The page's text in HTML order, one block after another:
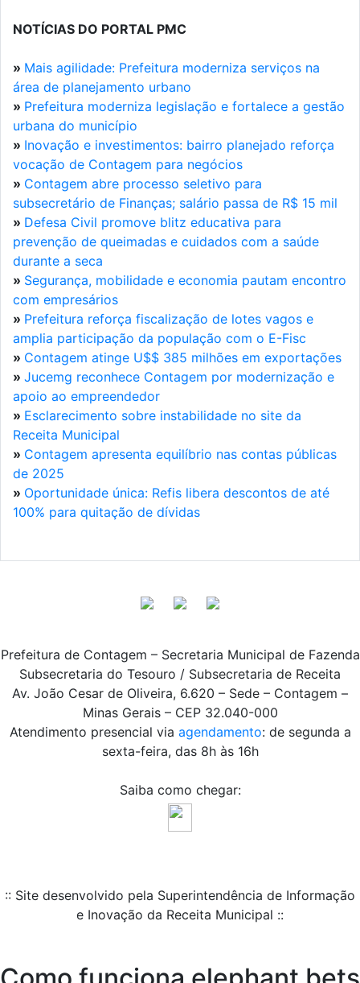
NOTÍCIAS DO PORTAL PMC
» Mais agilidade: Prefeitura moderniza serviços na
área de planejamento urbano
» Prefeitura moderniza legislação e fortalece a gestão
urbana do município
» Inovação e investimentos: bairro planejado reforça
vocação de Contagem para negócios
» Contagem abre processo seletivo para
subsecretário de Finanças; salário passa de R$ 15 mil
» Defesa Civil promove blitz educativa para
prevenção de queimadas e cuidados com a saúde
durante a seca
» Segurança, mobilidade e economia pautam encontro
com empresários
» Prefeitura reforça fiscalização de lotes vagos e
amplia participação da população com o E-Fisc
» Contagem atinge U$$ 385 milhões em exportações
» Jucemg reconhece Contagem por modernização e
apoio ao empreendedor
» Esclarecimento sobre instabilidade no site da
Receita Municipal
» Contagem apresenta equilíbrio nas contas públicas
de 2025
» Oportunidade única: Refis libera descontos de até
100% para quitação de dívidas
Prefeitura de Contagem – Secretaria Municipal de Fazenda
Subsecretaria do Tesouro / Subsecretaria de Receita
Av. João Cesar de Oliveira, 6.620 – Sede – Contagem –
Minas Gerais – CEP 32.040-000
Atendimento presencial via agendamento: de segunda a
sexta-feira, das 8h às 16h
Saiba como chegar:
:: Site desenvolvido pela Superintendência de Informação
e Inovação da Receita Municipal ::